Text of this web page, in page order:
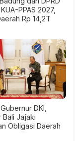
PPAS 2027,
Rp 14,2T
DKI,
Bali Jajaki
Obligasi Daerah